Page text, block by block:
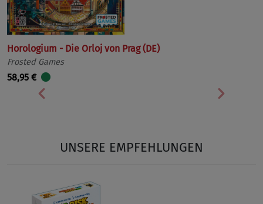
Horologium - Die Orloj von Prag (DE)
Frosted Games
58,95 €
Vorherige
UNSERE EMPFEHLUNGEN